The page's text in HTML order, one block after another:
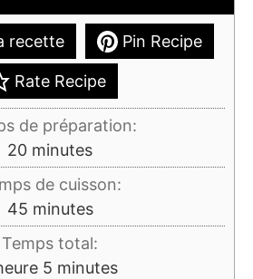
recette Pin Recipe
Rate Recipe
de préparation:
20minutes
minutes
de cuisson:
45minutes
minutes
Temps total:
5minutes
minutes